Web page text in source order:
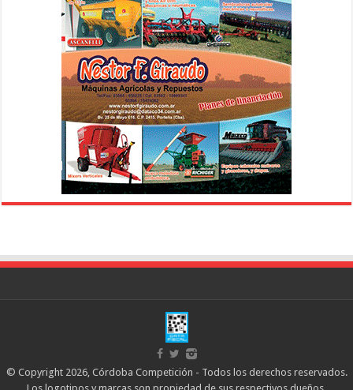
© Copyright 2026, Córdoba Competición - Todos los derechos reservados.